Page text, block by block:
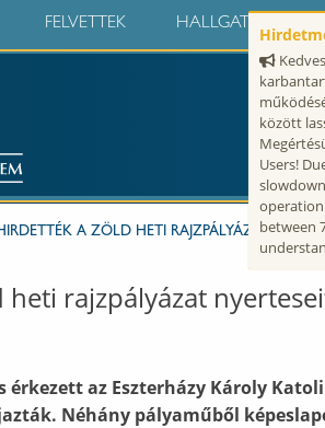
között
Users!
between
FELVETTEK HALLGATÓK
A ZÖLD HETI RAJZPÁLYÁZAT
rajzpályázat
érkezett az Eszterházy Károly
Néhány pályaműből